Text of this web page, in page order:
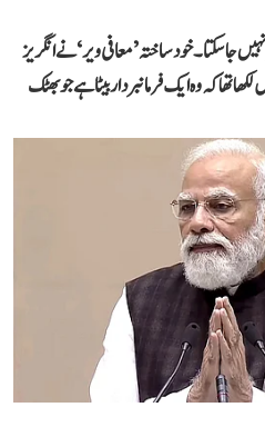
جا سکتا۔ خود ساختہ ’معافی ویر‘ نے انگریز
تھا کہ وہ ایک فرمانبردار بیٹا ہے جو بھٹک